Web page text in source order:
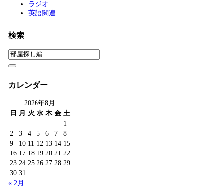
ラジオ
英語関連
検索
カレンダー
2026年8月
日 月 火 水 木 金 土
1
2
3 4 5 6 7
8
9
10 11 12 13 14 15
16 17 18 19 20 21 22
23 24 25 26 27 28 29
30 31
« 2月